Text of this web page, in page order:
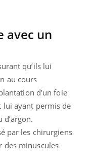
avec un
qu’ils lui
au cours
d’un foie
lui ayant permis de
par les chirurgiens
des minuscules